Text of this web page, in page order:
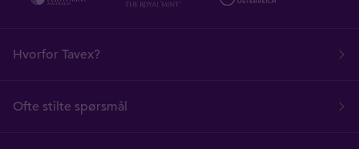
Hvorfor Tavex?
Ofte stilte spørsmål